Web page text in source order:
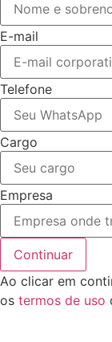
E-mail
Telefone
Cargo
Empresa
Continuar
Ao clicar em
os termos de uso